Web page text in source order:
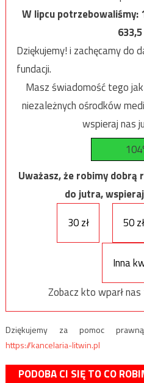
W lipcu potrzebowaliśmy:
633,5
Dziękujemy! i zachęcamy do
fundacji.
Masz świadomość tego
niezależnych ośrodków
wspieraj nas
Uważasz, że robimy dobrą
do jutra,
30 zł
50 zł
Inna
Zobacz kto wparł
Dziękujemy za pomoc
https://kancelaria-litwin.pl
PODOBA CI SIĘ TO CO